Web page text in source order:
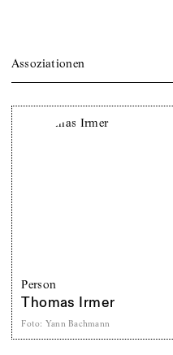
Assoziationen
Person
Thomas Irmer
Foto: Yann Bachmann